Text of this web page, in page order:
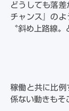
どうしても落
チャンス』の
〝斜め上路線〟
稼働と共に比例
係ない動きもそ